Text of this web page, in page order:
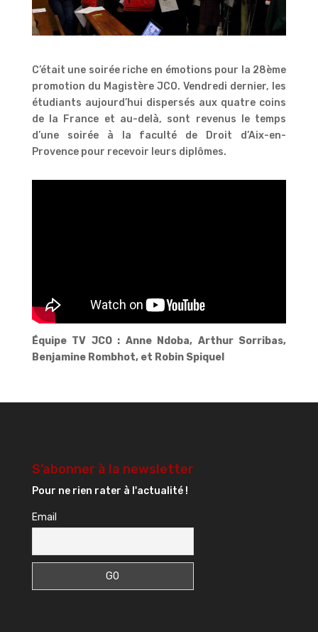
C’était une soirée riche en émotions pour la 28ème
promotion du Magistère JCO. Vendredi dernier, les
étudiants aujourd’hui dispersés aux quatre coins
de la France et au-delà, sont revenus le temps
d’une soirée à la faculté de Droit d’Aix-en-
Provence pour recevoir leurs diplômes.
Équipe TV JCO : Anne Ndoba, Arthur Sorribas,
Benjamine Rombhot, et Robin Spiquel
S’abonner à la newsletter
Pour ne rien rater à l'actualité !
Email